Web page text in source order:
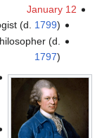
January 12
(d. 1799)
(d.
1797)